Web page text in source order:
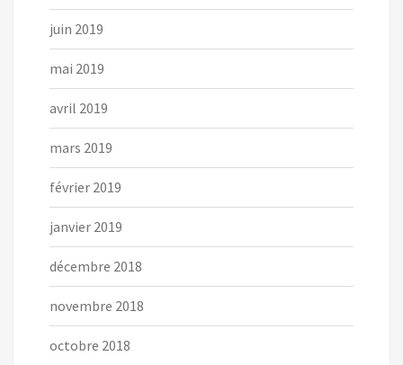
juin 2019
mai 2019
avril 2019
mars 2019
février 2019
janvier 2019
décembre 2018
novembre 2018
octobre 2018